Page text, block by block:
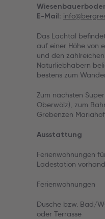
E-Mail:
Das Lachtal
auf einer Höhe von
und den
Naturliebhabern
bestens zum
Zum nächsten
Oberwölz), zum
Grebenzen
Ausstattung
Ferienwohnungen
Ladestation
Ferienwohnungen
Dusche bzw. Bad/
oder Terrasse